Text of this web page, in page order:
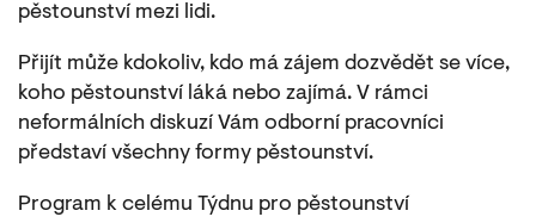
pěstounství mezi lidi.
Přijít může kdokoliv, kdo má zájem dozvědět se více,
koho pěstounství láká nebo zajímá. V rámci
neformálních diskuzí Vám odborní pracovníci
představí všechny formy pěstounství.
Program k celému Týdnu pro pěstounství